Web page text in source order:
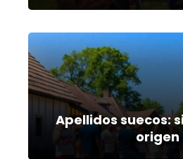
Apellidos suecos:
origen